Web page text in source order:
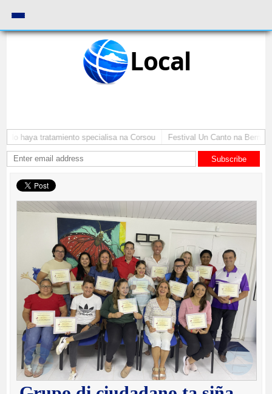
Local
haya tratamiento specialisa na Corsou Festival Un Canto na
Subscribe